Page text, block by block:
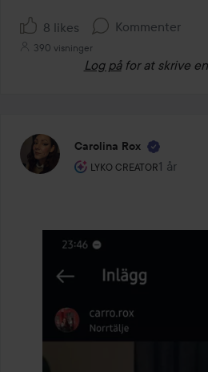
8 likes Kommenter
390 visninger
Log på for at skrive
Carolina Rox
LYKO CREATOR
Brugerens rolle: Lyko
1 år
Posten